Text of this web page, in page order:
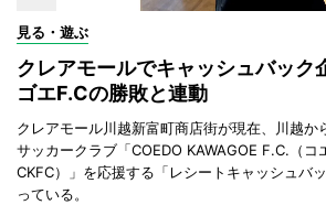
見る・遊ぶ
クレアモールでキャッシュバッ
ゴエF.Cの勝敗と連動
クレアモール川越新富町商店街が現在、川越か
サッカークラブ「COEDO KAWAGOE F.C.（コ
CKFC）」を応援する「レシートキャッシュバ
っている。